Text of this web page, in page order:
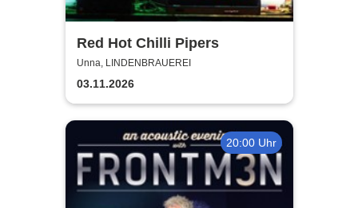
Red Hot Chilli Pipers
Unna, LINDENBRAUEREI
03.11.2026
20:00 Uhr